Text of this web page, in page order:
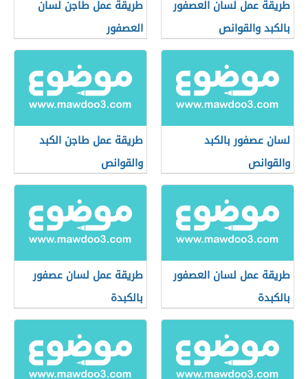
طريقة عمل لسان العصفور
بالكبد والقوانص
طريقة عمل طاجن لسان
العصفور
لسان عصفور بالكبد
والقوانص
طريقة عمل طاجن الكبد
والقوانص
طريقة عمل لسان العصفور
بالكبدة
طريقة عمل لسان عصفور
بالكبدة